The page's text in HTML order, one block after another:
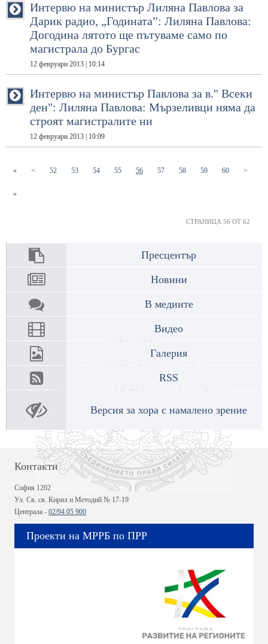
Интервю на министър Лиляна Павлова за
Дарик радио, „Годината”: Лиляна Павлова:
Догодина лятото ще пътуваме само по
магистрала до Бургас
12 февруари 2013 | 10:14
Интервю на министър Павлова за в." Всеки
ден": Лиляна Павлова: Мързеливци няма да
строят магистралите ни
12 февруари 2013 | 10:09
« < 52(current)
53(current)
54(current)
55(current)
56(current)
57(current)
58(current)
59(current)
60(current)
>
»
СТРАНИЦА 56 ОТ 62
Пресцентър
Новини
В медиите
Видео
Галерия
RSS
Версия за хора с намалено зрение
Контакти
София 1202
Ул. Св. св. Кирил и Методий № 17-19
Централа - 02/94 05 900
Проекти на МРРБ по ПРР